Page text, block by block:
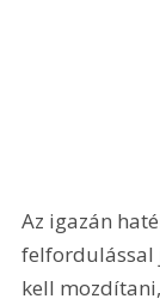
Az igazán
felfordulással
kell